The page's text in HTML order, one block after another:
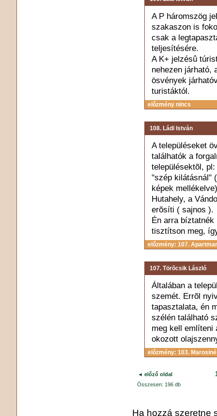
A P háromszög
szakaszon is
csak a
teljesítésére.
A K+ jelzésû
nehezen járható,
ösvények
turistáktól.
előzmény nincs
108. Ládi István
A településeket
találhatók a
településektõl,
"szép kilátásnál"
képek
Hutahely, a
erõsíti ( sajnos ).
Én arra
tisztítson meg,
előzmény: 107.
107. Törõcsik László
Általában a
szemét. Errõl
tapasztalata, én
szélén található
meg kell említeni
okozott
előzmény: 103.
◄ előző oldal
Összesen: 196 db
Ha hozzá szeretne